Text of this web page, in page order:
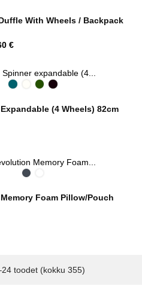
With Wheels / Backpack
€
Deep CottonDeepOnyx
(4 Wheels) 82cm
Black
Foam Pillow/Pouch
toodet (kokku 355)